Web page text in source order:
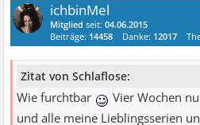
ichbinMel
Mitglied seit:04.06.2015
Beiträge: 14458 Danke: 12017
Zitat von Schlaflose:
Wie furchtbar
Vier Wochen
und alle meine Lieblingsserien